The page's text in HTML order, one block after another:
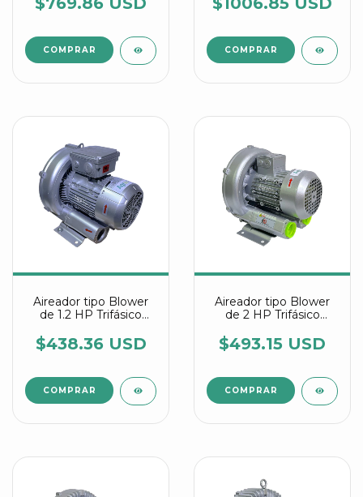
Aireador tipo Blower
de 1.2 HP Trifásico
1A916 IE3
$438.36 USD
Aireador tipo Blower
de 2 HP Trifásico
7AW26
$493.15 USD